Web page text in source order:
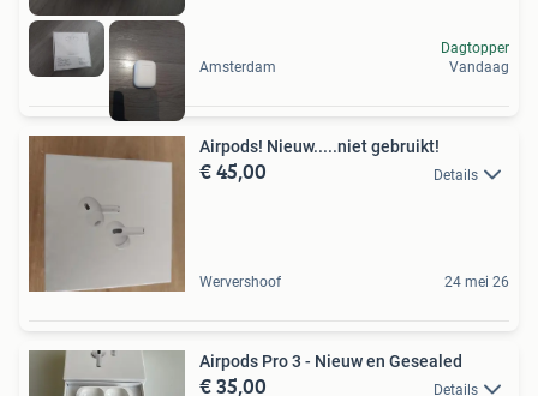
Amsterdam
Dagtopper
Vandaag
Airpods! Nieuw.....niet gebruikt!
€ 45,00 Details
Wervershoof 24 mei 26
Airpods Pro 3 - Nieuw en Gesealed
€ 35,00 Details